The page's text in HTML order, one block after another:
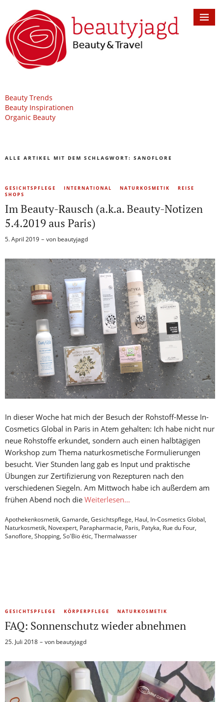
Beauty Trends
Beauty Inspirationen
Organic Beauty
ALLE ARTIKEL MIT DEM SCHLAGWORT: SANOFLORE
GESICHTSPFLEGE INTERNATIONAL NATURKOSMETIK
REISE
SHOPS
Im Beauty-Rausch (a.k.a. Beauty-Notizen
5.4.2019 aus Paris)
5. April 2019 von beautyjagd
In dieser Woche hat mich der Besuch der Rohstoff-Messe In-
Cosmetics Global in Paris in Atem gehalten: Ich habe nicht nur
neue Rohstoffe erkundet, sondern auch einen halbtägigen
Workshop zum Thema naturkosmetische Formulierungen
besucht. Vier Stunden lang gab es Input und praktische
Übungen zur Zertifizierung von Rezepturen nach den
verschiedenen Siegeln. Am Mittwoch habe ich außerdem am
frühen Abend noch die Weiterlesen…
Apothekenkosmetik, Gamarde, Gesichtspflege, Haul, In-Cosmetics Global,
Naturkosmetik, Novexpert, Parapharmacie, Paris, Patyka, Rue du Four,
Sanoflore, Shopping, So'Bio étic, Thermalwasser
GESICHTSPFLEGE KÖRPERPFLEGE NATURKOSMETIK
FAQ: Sonnenschutz wieder abnehmen
25. Juli 2018 von beautyjagd